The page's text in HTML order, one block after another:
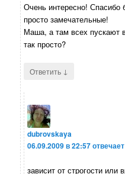
Очень интересно! Спасибо
просто замечательные!
Маша, а там всех пускают
так просто?
Ответить ↓
dubrovskaya
06.09.2009 в 22:57отвечает
зависит от строгости или